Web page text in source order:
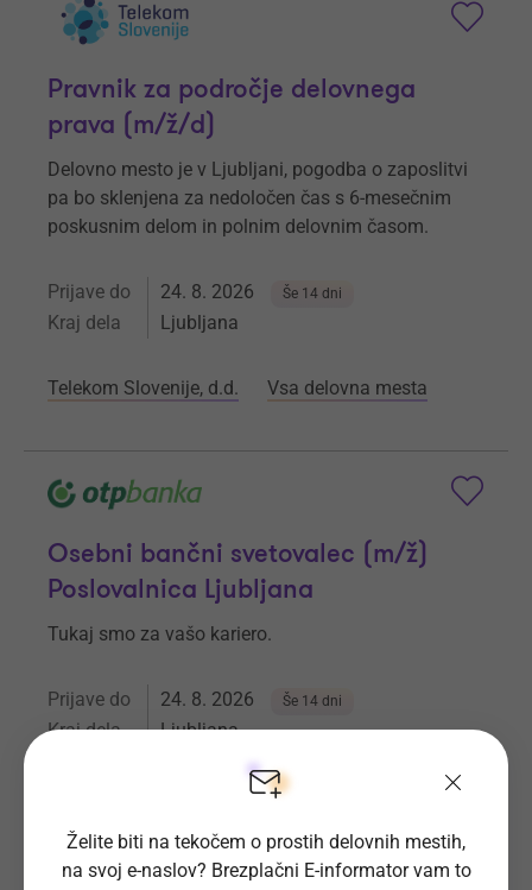
Pravnik za področje delovnega
prava (m/ž/d)
Delovno mesto je v Ljubljani, pogodba o zaposlitvi
pa bo sklenjena za nedoločen čas s 6-mesečnim
poskusnim delom in polnim delovnim časom.
Prijave do 24. 8. 2026 Še 14 dni
Kraj dela Ljubljana
Telekom Slovenije, d.d. Vsa delovna mesta
Osebni bančni svetovalec (m/ž)
Poslovalnica Ljubljana
Tukaj smo za vašo kariero.
Prijave do 24. 8. 2026 Še 14 dni
Kraj dela Ljubljana
Vsa delovna mesta
Želite biti na tekočem o prostih delovnih mestih,
na svoj e-naslov? Brezplačni E-informator vam to